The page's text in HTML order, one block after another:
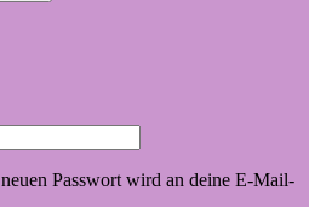
Passwort wird an deine E-Mail-